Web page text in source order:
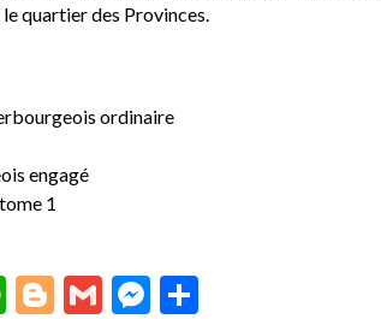
quartier des Provinces.
ordinaire
engagé
1
WhatsApp
Blogger
GmailMessenger